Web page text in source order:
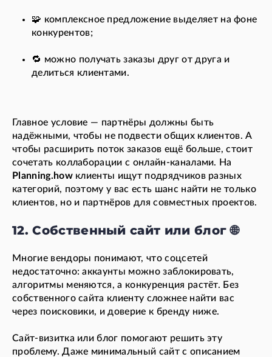
🧩 комплексное предложение выделяет на фоне
конкурентов;
🔁 можно получать заказы друг от друга и
делиться клиентами.
Главное условие — партнёры должны быть
надёжными, чтобы не подвести общих клиентов. А
чтобы расширить поток заказов ещё больше, стоит
сочетать коллаборации с онлайн-каналами. На
Planning.howклиенты ищут подрядчиков разных
категорий, поэтому у вас есть шанс найти не только
клиентов, но и партнёров для совместных проектов.
12. Собственный сайт или блог 🌐
Многие вендоры понимают, что соцсетей
недостаточно: аккаунты можно заблокировать,
алгоритмы меняются, а конкуренция растёт. Без
собственного сайта клиенту сложнее найти вас
через поисковики, и доверие к бренду ниже.
Сайт-визитка или блог помогают решить эту
проблему. Даже минимальный сайт с описанием